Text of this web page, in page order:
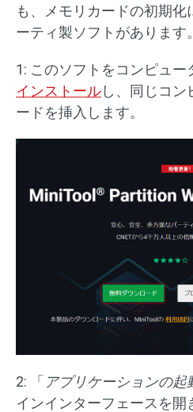
も、メモリカードの初期
ーティ製ソフトがあります。
1: このソフトをコンピュー
インストールし、同じコン
ードを挿入します。
2: 「 アプリケーションの起
インインターフェースを開